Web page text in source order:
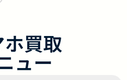
ホ買取
ュー